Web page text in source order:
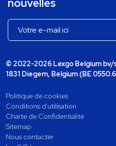
nouvelles
© 2022-2026 Lexgo Belgium
1831 Diegem, Belgium (BE
Politique de cookies
Conditions d'utilisation
Charte de Confidentialité
Sitemap
Nous contacter